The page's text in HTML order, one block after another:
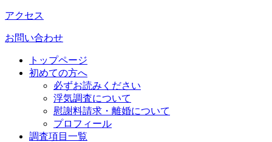
アクセス
お問い合わせ
トップページ
初めての方へ
必ずお読みください
浮気調査について
慰謝料請求・離婚について
プロフィール
調査項目一覧